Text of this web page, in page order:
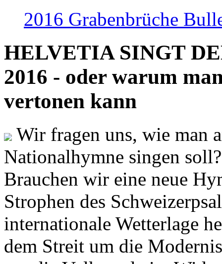
2016 Grabenbrüche
HELVETIA SINGT
2016 - oder warum
vertonen kann
Wir fragen uns, wie man
Nationalhymne singen
Brauchen wir eine neue
Strophen des
internationale Wetterlage
dem Streit um die